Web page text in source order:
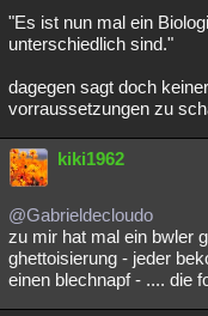
"Es ist nun mal ein
unterschiedlich sind."
dagegen sagt doch
vorraussetzungen zu
kiki1962
@Gabrieldecloudo
zu mir hat mal ein bwler
ghettoisierung - jeder
einen blechnapf - .... die